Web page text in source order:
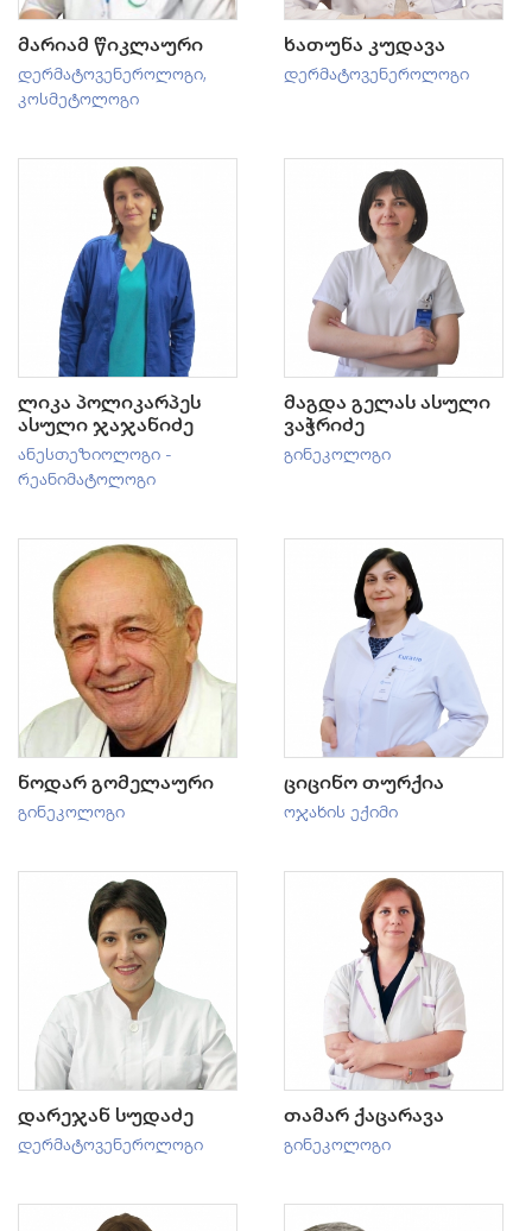
მარიამ წიკლაური
დერმატოვენეროლოგი,
კოსმეტოლოგი
ხათუნა კუდავა
დერმატოვენეროლოგი
ლიკა პოლიკარპეს
ასული ჯაჯანიძე
ანესთეზიოლოგი -
რეანიმატოლოგი
მაგდა გელას ასული
ვაჭრიძე
გინეკოლოგი
ნოდარ გომელაური
გინეკოლოგი
ციცინო თურქია
ოჯახის ექიმი
დარეჯან სუდაძე
დერმატოვენეროლოგი
თამარ ქაცარავა
გინეკოლოგი